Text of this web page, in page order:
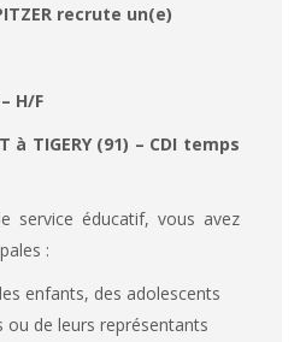
recrute un(e)
H/F
à TIGERY (91) – CDI temps
service éducatif, vous avez
:
enfants, des adolescents
ou de leurs représentants